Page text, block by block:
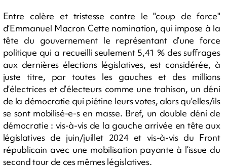
Entre colère et tristesse contre le "coup de force"
d’Emmanuel Macron Cette nomination, qui impose à la
tête du gouvernement le représentant d’une force
politique qui a recueilli seulement 5,41 % des suffrages
aux dernières élections législatives, est considérée, à
juste titre, par toutes les gauches et des millions
d’électrices et d’électeurs comme une trahison, un déni
de la démocratie qui piétine leurs votes, alors qu’elles/ils
se sont mobilisé-e-s en masse. Bref, un double déni de
démocratie : vis-à-vis de la gauche arrivée en tête aux
législatives de juin/juillet 2024 et vis-à-vis du Front
républicain avec une mobilisation payante à l’issue du
second tour de ces mêmes législatives.